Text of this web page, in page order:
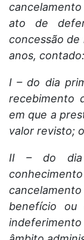
ato de
concessão de
anos, contado:
I – do dia
recebimento
em que a
valor revisto;
II – do dia
benefício